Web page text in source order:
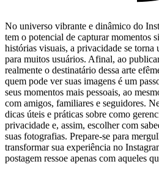
No universo vibrante e ⁢dinâmico do
tem o potencial de capturar‍ momentos
⁣histórias visuais, a⁤ privacidade se torna
⁣para muitos usuários. ‍Afinal, ao
realmente o destinatário dessa arte
quem pode ver suas ⁤imagens é um
‍seus momentos mais pessoais, ao
com amigos, familiares ⁢e seguidores.⁢
dicas ​úteis ⁤e práticas sobre ⁢como
privacidade e, assim, escolher⁢ com
suas fotografias. Prepare-se ⁣para
transformar sua experiência no
postagem ressoe⁢ apenas com aqueles